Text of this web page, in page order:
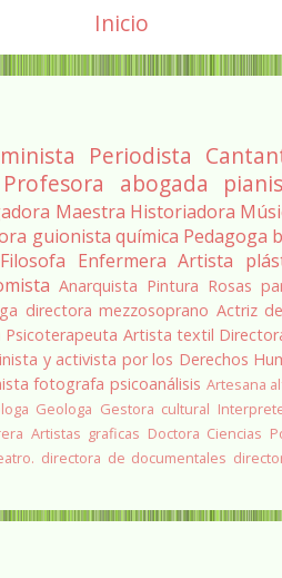
Inicio
Periodista
Profesora abogada
Maestra Historiadora
guionista química Pedagoga
Filosofa Enfermera Artista
Anarquista Pintura Rosas
directora mezzosoprano Actriz
Psicoterapeuta Artista textil
y activista por los Derechos
fotografa psicoanálisis Artesana
Geologa Gestora cultural
Artistas graficas Doctora Ciencias
directora de documentales